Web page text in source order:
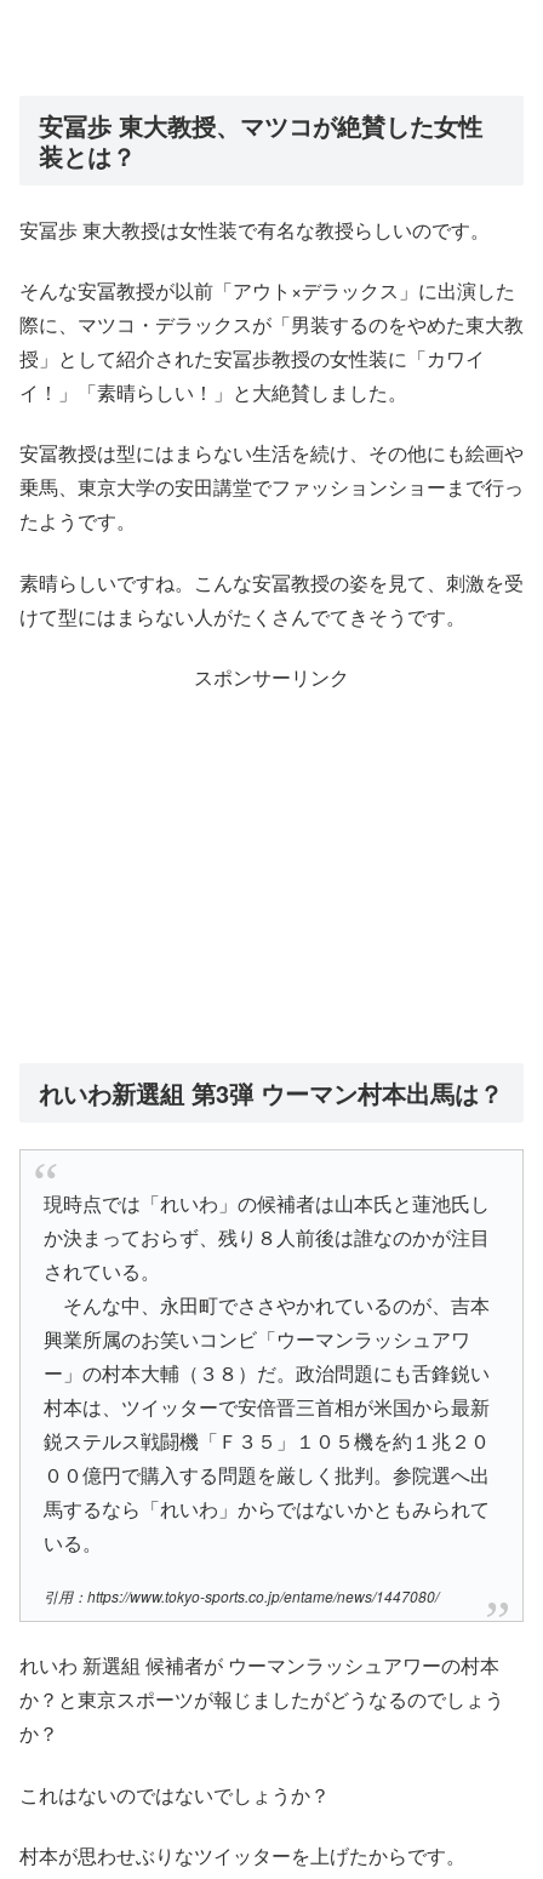
安冨歩 東大教授、マツコが絶賛した女性
装とは？
安冨歩 東大教授は女性装で有名な教授らしいのです。
そんな安冨教授が以前「アウト×デラックス」に出演した
際に、マツコ・デラックスが「男装するのをやめた東大教
授」として紹介された安冨歩教授の女性装に「カワイ
イ！」「素晴らしい！」と大絶賛しました。
安冨教授は型にはまらない生活を続け、その他にも絵画や
乗馬、東京大学の安田講堂でファッションショーまで行っ
たようです。
素晴らしいですね。こんな安冨教授の姿を見て、刺激を受
けて型にはまらない人がたくさんでてきそうです。
スポンサーリンク
れいわ新選組 第3弾 ウーマン村本出馬は？
現時点では「れいわ」の候補者は山本氏と蓮池氏し
か決まっておらず、残り８人前後は誰なのかが注目
されている。
そんな中、永田町でささやかれているのが、吉本
興業所属のお笑いコンビ「ウーマンラッシュアワ
ー」の村本大輔（３８）だ。政治問題にも舌鋒鋭い
村本は、ツイッターで安倍晋三首相が米国から最新
鋭ステルス戦闘機「Ｆ３５」１０５機を約１兆２０
００億円で購入する問題を厳しく批判。参院選へ出
馬するなら「れいわ」からではないかともみられて
いる。
引用：https://www.tokyo-sports.co.jp/entame/news/1447080/
れいわ 新選組 候補者が ウーマンラッシュアワーの村本
か？と東京スポーツが報じましたがどうなるのでしょう
か？
これはないのではないでしょうか？
村本が思わせぶりなツイッターを上げたからです。